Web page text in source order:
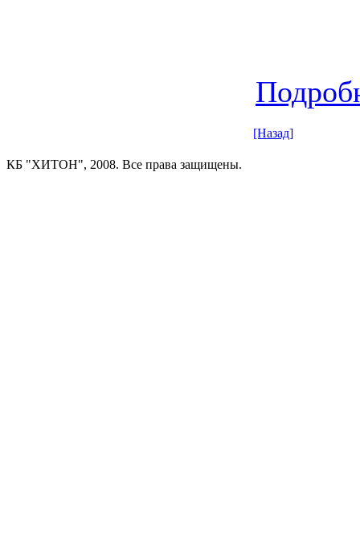
[Назад]
КБ "ХИТОН", 2008. Все права защищены.